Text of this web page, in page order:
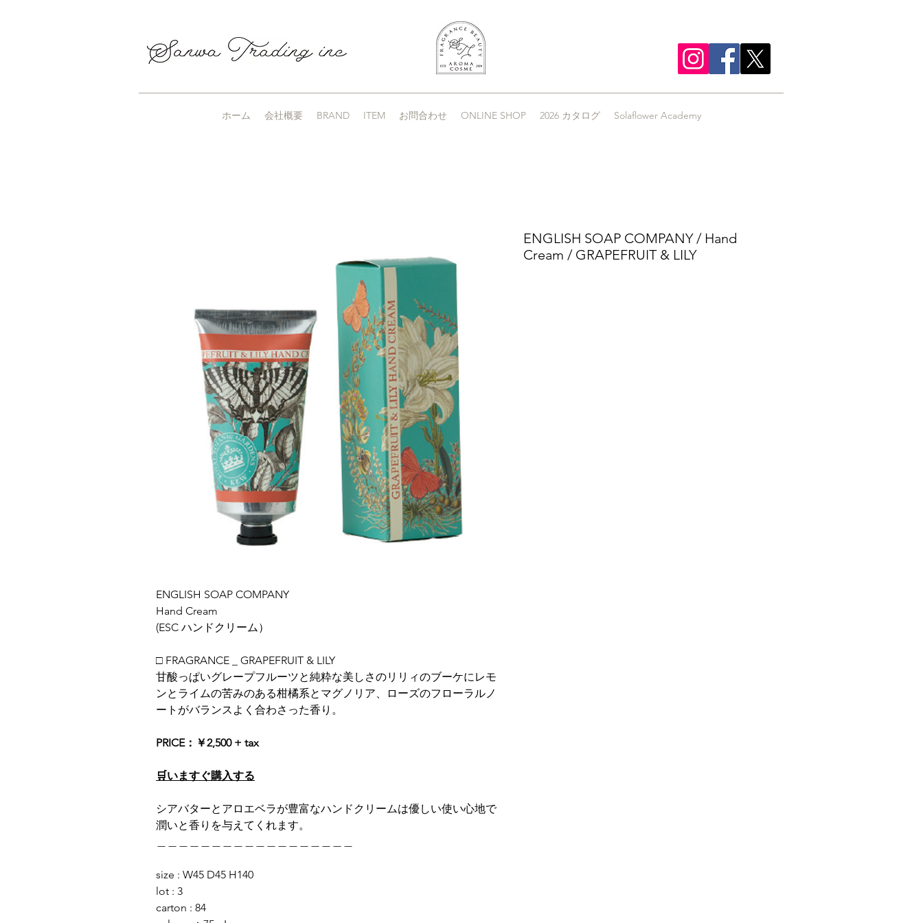
ホーム 会社概要 BRAND ITEM お問合わせ ONLINE SHOP 2026 カタログ Solaflower Academy
ENGLISH SOAP COMPANY
Hand Cream
(ESC ハンドクリーム）
□ FRAGRANCE _ GRAPEFRUIT & LILY
甘酸っぱいグレープフルーツと純粋な美しさのリリィのブーケにレモ
ンとライムの苦みのある柑橘系とマグノリア、ローズのフローラルノ
ートがバランスよく合わさった香り。
PRICE：￥2,500 + tax
🛒いますぐ購入する
シアバターとアロエベラが豊富なハンドクリームは優しい使い心地で
潤いと香りを与えてくれます。
size : W45 D45 H140
lot : 3
carton : 84
ENGLISH SOAP COMPANY / Hand
Cream / GRAPEFRUIT & LILY